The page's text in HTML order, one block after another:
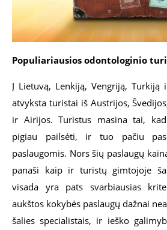
Populiariausios odontologinio
Į Lietuvą, Lenkiją, Vengriją, Turkiją
atvyksta turistai iš Austrijos,
ir Airijos. Turistus masina tai,
pigiau pailsėti, ir tuo pačiu
paslaugomis. Nors šių paslaugų
panaši kaip ir turistų gimtojoje
visada yra pats svarbiausias
aukštos kokybės paslaugų dažnai
šalies specialistais, ir ieško